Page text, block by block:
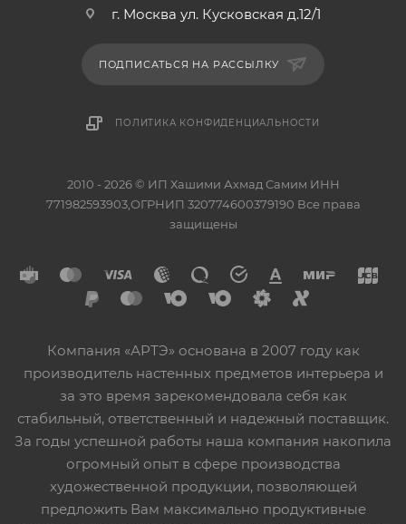
г. Москва ул. Кусковская д.12/1
ПОДПИСАТЬСЯ НА РАССЫЛКУ
ПОЛИТИКА КОНФИДЕНЦИАЛЬНОСТИ
2010 - 2026 © ИП Хашими Ахмад Самим ИНН
771982593903,ОГРНИП 320774600379190 Все права
защищены
Компания «АРТЭ» основана в 2007 году как
производитель настенных предметов интерьера и
за это время зарекомендовала себя как
стабильный, ответственный и надежный поставщик.
За годы успешной работы наша компания накопила
огромный опыт в сфере производства
художественной продукции, позволяющей
предложить Вам максимально продуктивные